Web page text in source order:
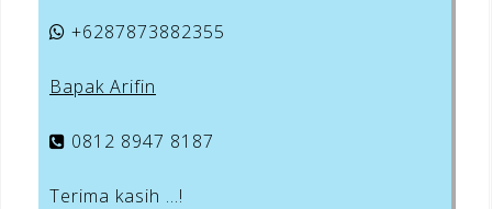
+6287873882355
Bapak Arifin
0812 8947 8187
Terima kasih …!